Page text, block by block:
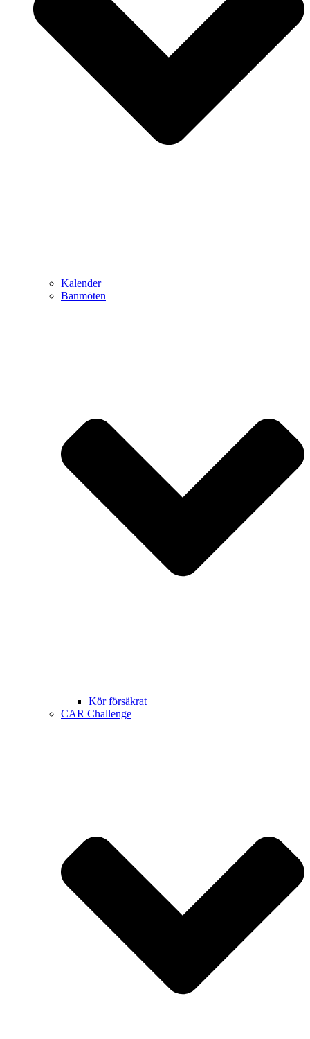
Kalender
Banmöten
Kör försäkrat
CAR Challenge